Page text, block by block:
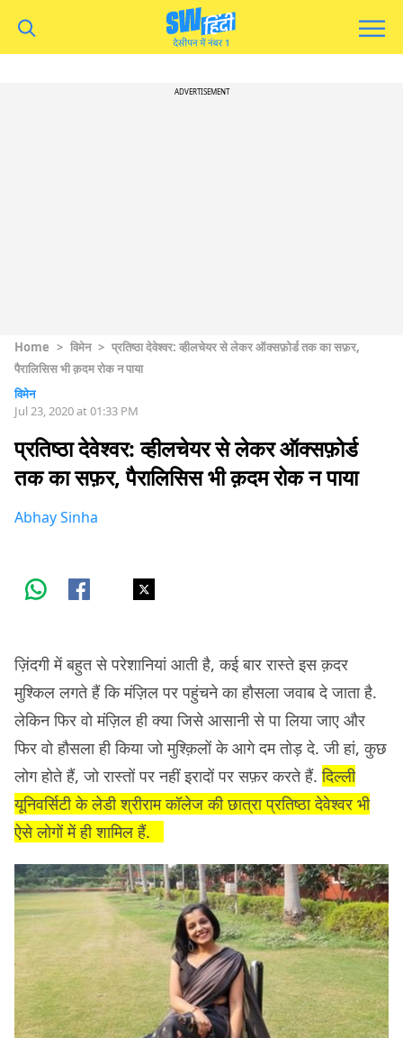
ADVERTISEMENT
Home > विमेन > प्रतिष्ठा देवेश्वर: व्हीलचेयर से लेकर ऑक्सफ़ोर्ड तक का सफ़र,
पैरालिसिस भी क़दम रोक न पाया
विमेन
Jul 23, 2020 at 01:33 PM
प्रतिष्ठा देवेश्वर: व्हीलचेयर से लेकर ऑक्सफ़ोर्ड
तक का सफ़र, पैरालिसिस भी क़दम रोक न पाया
Abhay Sinha
ज़िंदगी में बहुत से परेशानियां आती है, कई बार रास्ते इस क़दर
मुश्किल लगते हैं कि मंज़िल पर पहुंचने का हौसला जवाब दे जाता है.
लेकिन फिर वो मंज़िल ही क्या जिसे आसानी से पा लिया जाए और
फिर वो हौसला ही किया जो मुश्क़िलों के आगे दम तोड़ दे. जी हां, कुछ
लोग होते हैं, जो रास्तों पर नहीं इरादों पर सफ़र करते हैं.दिल्ली
यूनिवर्सिटी के लेडी श्रीराम कॉलेज की छात्रा प्रतिष्ठा देवेश्वर भी
ऐसे लोगों में ही शामिल हैं.